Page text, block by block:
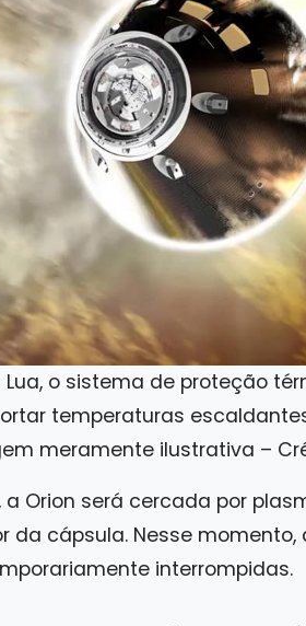
Lua, o sistema de proteção
temperaturas
meramente ilustrativa –
a Orion será cercada por
da cápsula. Nesse
interrompidas.